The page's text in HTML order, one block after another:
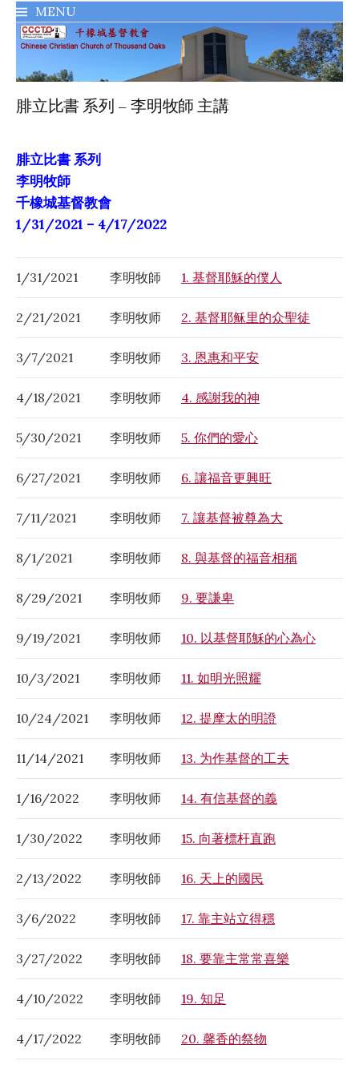
MENU
腓立比書 系列 – 李明牧師 主講
腓立比書 系列
李明牧師
千橡城基督教會
1/31/2021 – 4/17/2022
1/31/2021 李明牧師 1. 基督耶穌的僕人
2/21/2021 李明牧师 2. 基督耶稣里的众聖徒
3/7/2021 李明牧师 3. 恩惠和平安
4/18/2021 李明牧师 4. 感謝我的神
5/30/2021 李明牧师 5. 你們的愛心
6/27/2021 李明牧师 6. 讓福音更興旺
7/11/2021 李明牧师 7. 讓基督被尊為大
8/1/2021 李明牧师 8. 與基督的福音相稱
8/29/2021 李明牧师 9. 要謙卑
9/19/2021 李明牧师 10. 以基督耶穌的心為心
10/3/2021 李明牧师 11. 如明光照耀
10/24/2021 李明牧师 12. 提摩太的明證
11/14/2021 李明牧师 13. 为作基督的工夫
1/16/2022 李明牧师 14. 有信基督的義
1/30/2022 李明牧师 15. 向著標杆直跑
2/13/2022 李明牧師 16. 天上的國民
3/6/2022 李明牧師 17. 靠主站立得穩
3/27/2022 李明牧師 18. 要靠主常常喜樂
4/10/2022 李明牧師 19. 知足
4/17/2022 李明牧師 20. 馨香的祭物